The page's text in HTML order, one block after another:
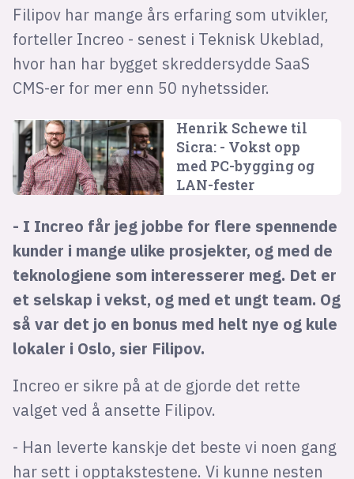
Filipov har mange års erfaring som utvikler,
forteller Increo - senest i Teknisk Ukeblad,
hvor han har bygget skreddersydde SaaS
CMS-er for mer enn 50 nyhetssider.
Henrik Schewe til
Sicra: - Vokst opp
med PC-bygging og
LAN-fester
- I Increo får jeg jobbe for flere spennende
kunder i mange ulike prosjekter, og med de
teknologiene som interesserer meg. Det er
et selskap i vekst, og med et ungt team. Og
så var det jo en bonus med helt nye og kule
lokaler i Oslo, sier Filipov.
Increo er sikre på at de gjorde det rette
valget ved å ansette Filipov.
- Han leverte kanskje det beste vi noen gang
har sett i opptakstestene. Vi kunne nesten